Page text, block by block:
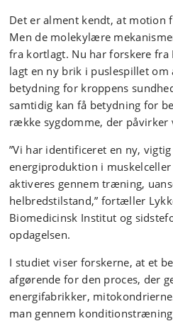
Det er alment kendt, at motion
Men de molekylære
fra kortlagt. Nu har forskere fra
lagt en ny brik i puslespillet
betydning for kroppens
samtidig kan få betydning for
række sygdomme, der påvirker
”Vi har identificeret en ny,
energiproduktion i muskelceller
aktiveres gennem træning,
helbredstilstand,” fortæller
Biomedicinsk Institut og
opdagelsen.
I studiet viser forskerne, at et
afgørende for den proces, der
energifabrikker,
man gennem